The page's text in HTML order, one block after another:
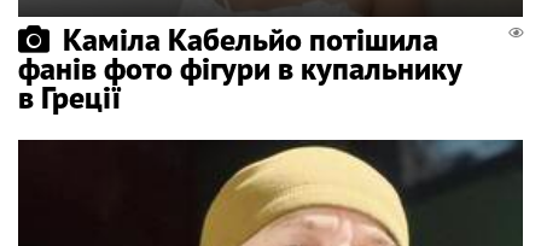
Каміла Кабельйо потішила
фанів фото фігури в купальнику
в Греції